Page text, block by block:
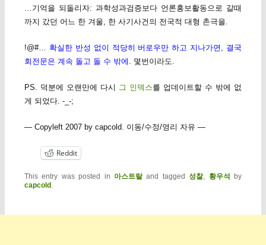
…기억을 되돌리자: 과학성과검증보다 언론홍보활동으로 갈때
까지 갔던 어느 한 겨울, 한 사기사건의 전국적 대형 촌극을.
!@#… 확실한 반성 없이 적당히 버로우만 하고 지나가면, 결국
회전문은 계속 돌고 돌 수 밖에 . 몇번이라도.
PS. 덕분에 오랜만에 다시 그 인덱스를 업데이트할 수 밖에 없
게 되었다. -_-;
— Copyleft 2007 by capcold. 이동/수정/영리 자유 —
Reddit
This entry was posted in 아스트랄and tagged성찰, 황우석 by
capcold.